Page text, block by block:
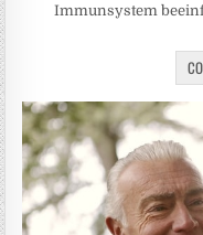
Immunsystem